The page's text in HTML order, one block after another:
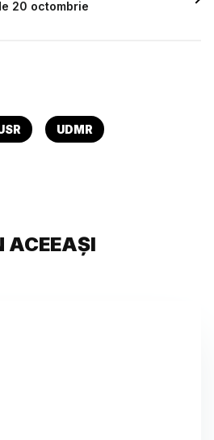
20 octombrie
UDMR
ACEEAȘI